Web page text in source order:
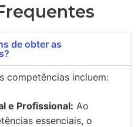
de obter as
competências incluem:
e Profissional: Ao
essenciais, o